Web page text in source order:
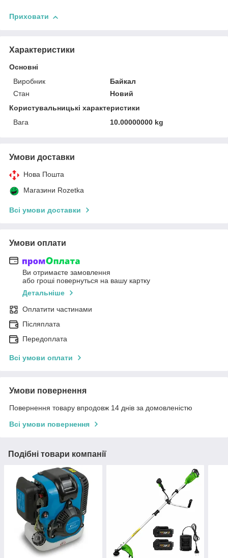
Приховати
Характеристики
Основні
Виробник
Байкал
Стан
Новий
Користувальницькі характеристики
Вага
10.00000000 kg
Умови доставки
Нова Пошта
Магазини Rozetka
Всі умови доставки
Умови оплати
Ви отримаєте замовлення
або гроші повернуться на вашу картку
Детальніше
Оплатити частинами
Післяплата
Передоплата
Всі умови оплати
Умови повернення
Повернення товару впродовж 14 днів за домовленістю
Всі умови повернення
Подібні товари компанії